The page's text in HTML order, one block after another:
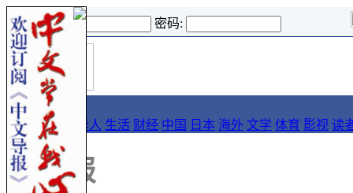
登录名: 密码:
首
页
导报
要闻 论坛 华人 生活 财经 中国 日本 海外 文学 体育 影视 读
:: 导报